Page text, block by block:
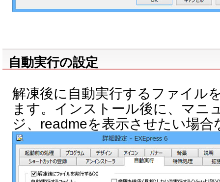
自動実行の設定
解凍後に自動実行するファイル
ます。インストール後に、マニ
ジ、readmeを表示させたい場合